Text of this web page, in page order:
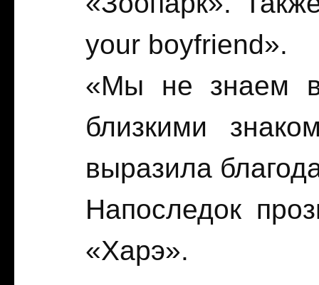
your boyfriend».
«Мы не знаем
близкими
выразила
Напоследок
«Харэ».